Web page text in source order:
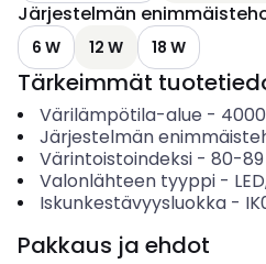
Järjestelmän
6 W 12 W 18 W
Tärkeimmät
Värilämpötila-alue -
Järjestelmän
Värintoistoindeksi- 80-89
Valonlähteen tyyppi-
Iskunkestävyysluokka-
Pakkaus ja ehdot